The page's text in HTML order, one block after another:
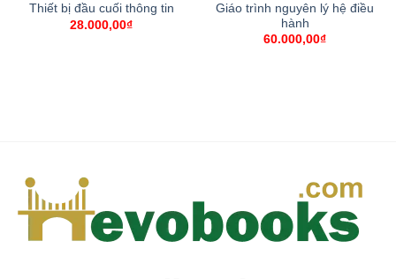
Thiết bị đầu cuối thông tin
28.000,00₫
Giáo trình nguyên lý hệ điều
hành
60.000,00₫